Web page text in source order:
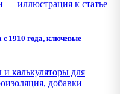
с 1910 года, ключевые